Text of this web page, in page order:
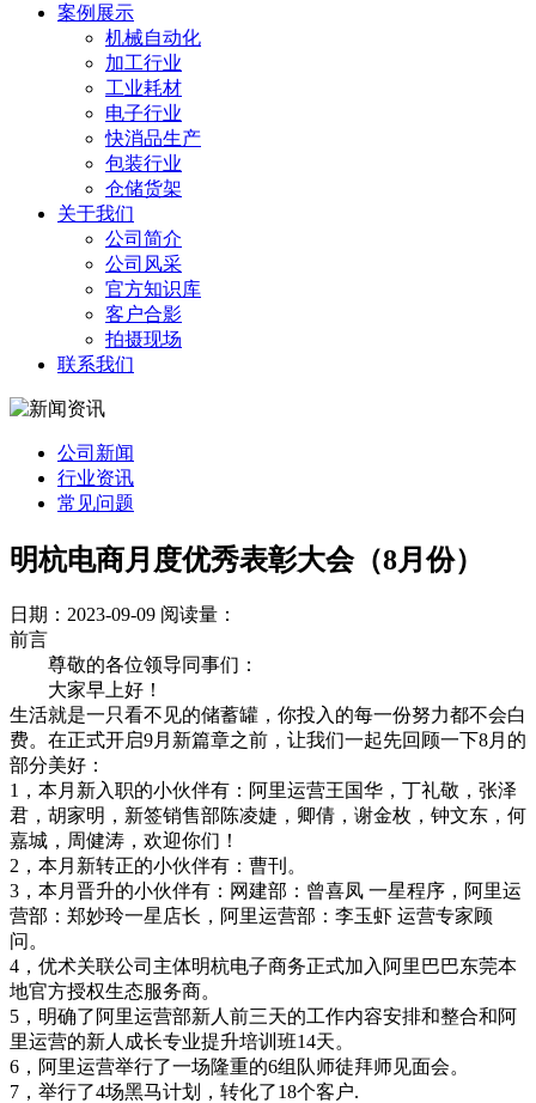
案例展示
机械自动化
加工行业
工业耗材
电子行业
快消品生产
包装行业
仓储货架
关于我们
公司简介
公司风采
官方知识库
客户合影
拍摄现场
联系我们
公司新闻
行业资讯
常见问题
明杭电商月度优秀表彰大会（8月份）
日期：2023-09-09 阅读量：
前言
尊敬的各位领导同事们：
大家早上好！
生活就是一只看不见的储蓄罐，你投入的每一份努力都不会白
费。在正式开启9月新篇章之前，让我们一起先回顾一下8月的
部分美好：
1，本月新入职的小伙伴有：阿里运营王国华，丁礼敬，张泽
君，胡家明，新签销售部陈凌婕，卿倩，谢金枚，钟文东，何
嘉城，周健涛，欢迎你们！
2，本月新转正的小伙伴有：曹刊。
3，本月晋升的小伙伴有：网建部：曾喜凤 一星程序，阿里运
营部：郑妙玲一星店长，阿里运营部：李玉虾 运营专家顾
问。
4，优术关联公司主体明杭电子商务正式加入阿里巴巴东莞本
地官方授权生态服务商。
5，明确了阿里运营部新人前三天的工作内容安排和整合和阿
里运营的新人成长专业提升培训班14天。
6，阿里运营举行了一场隆重的6组队师徒拜师见面会。
7，举行了4场黑马计划，转化了18个客户.